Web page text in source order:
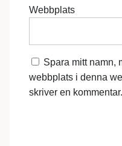
Webbplats
Spara mitt namn,
webbplats i denna
skriver en kommentar.